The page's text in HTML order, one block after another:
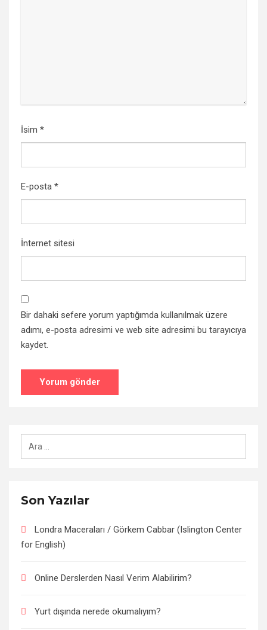
İsim *
E-posta *
İnternet sitesi
Bir dahaki sefere yorum yaptığımda kullanılmak üzere
adımı, e-posta adresimi ve web site adresimi bu tarayıcıya
kaydet.
Son Yazılar
Londra Maceraları / Görkem Cabbar (Islington Center
for English)
Online Derslerden Nasıl Verim Alabilirim?
Yurt dışında nerede okumalıyım?